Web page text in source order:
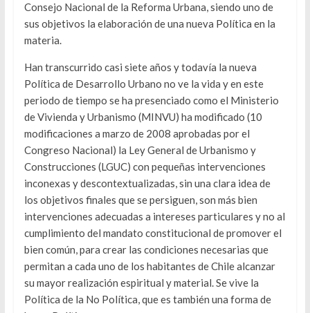
Consejo Nacional de la Reforma Urbana, siendo uno de
sus objetivos la elaboración de una nueva Política en la
materia.
Han transcurrido casi siete años y todavía la nueva
Política de Desarrollo Urbano no ve la vida y en este
periodo de tiempo se ha presenciado como el Ministerio
de Vivienda y Urbanismo (MINVU) ha modificado (10
modificaciones a marzo de 2008 aprobadas por el
Congreso Nacional) la Ley General de Urbanismo y
Construcciones (LGUC) con pequeñas intervenciones
inconexas y descontextualizadas, sin una clara idea de
los objetivos finales que se persiguen, son más bien
intervenciones adecuadas a intereses particulares y no al
cumplimiento del mandato constitucional de promover el
bien común, para crear las condiciones necesarias que
permitan a cada uno de los habitantes de Chile alcanzar
su mayor realización espiritual y material. Se vive la
Política de la No Política, que es también una forma de